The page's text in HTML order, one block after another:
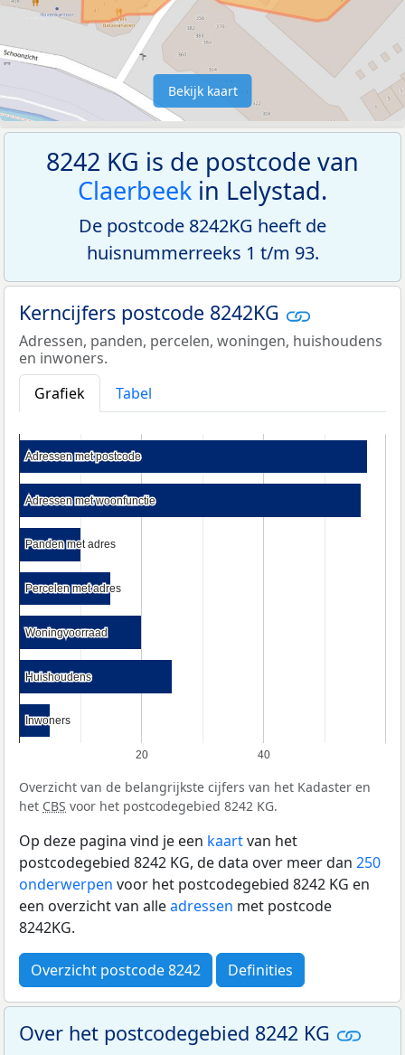
Bekijk kaart
8242 KG is de postcode van
Claerbeek in Lelystad.
De postcode 8242KG heeft de
huisnummerreeks 1 t/m 93.
Kerncijfers postcode 8242KG
Adressen, panden, percelen, woningen, huishoudens
en inwoners.
Grafiek
Tabel
20 40
Adressen met postcode
Adressen met postcode
Adressen met woonfunctie
Adressen met woonfunctie
Panden met adres
Panden met adres
Percelen met adres
Percelen met adres
Woningvoorraad
Woningvoorraad
Huishoudens
Huishoudens
Inwoners
Inwoners
Overzicht van de belangrijkste cijfers van het Kadaster en
het CBS voor het postcodegebied 8242 KG.
Op deze pagina vind je een kaartvan het
postcodegebied 8242 KG, de data over meer dan 250
onderwerpen voor het postcodegebied 8242 KG en
een overzicht van alleadressen met postcode
8242KG.
Overzicht postcode 8242 Definities
Over het postcodegebied 8242 KG